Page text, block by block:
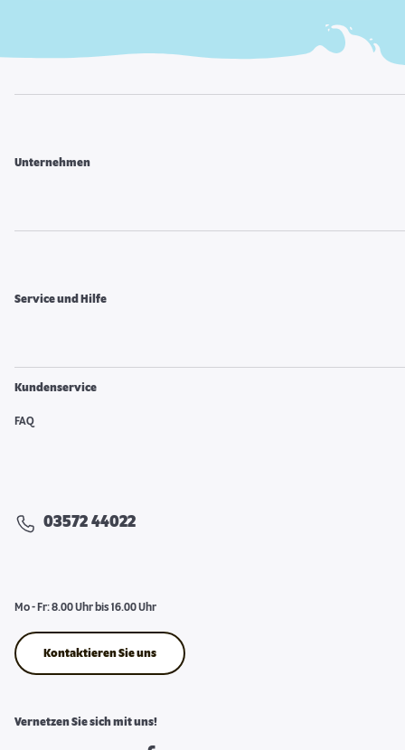
Unternehmen
Service und Hilfe
Kundenservice
FAQ
03572 44022
Mo - Fr: 8.00 Uhr bis 16.00 Uhr
Kontaktieren Sie uns
Vernetzen Sie sich mit uns!